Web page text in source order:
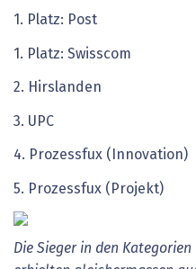
1. Platz: Post
1. Platz: Swisscom
2. Hirslanden
3. UPC
4. Prozessfux (Innovation)
5. Prozessfux (Projekt)
Die Sieger in den